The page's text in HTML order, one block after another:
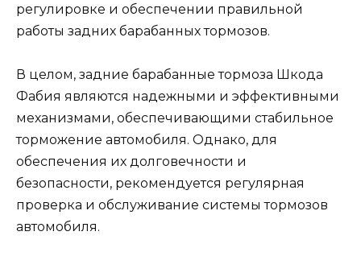
регулировке и обеспечении правильной
работы задних барабанных тормозов.
В целом, задние барабанные тормоза Шкода
Фабия являются надежными и эффективными
механизмами, обеспечивающими стабильное
торможение автомобиля. Однако, для
обеспечения их долговечности и
безопасности, рекомендуется регулярная
проверка и обслуживание системы тормозов
автомобиля.